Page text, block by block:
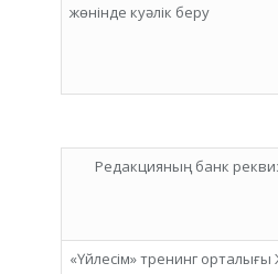
жөнінде куәлік беру
Редакцияның банк
«Үйлесім» тренинг